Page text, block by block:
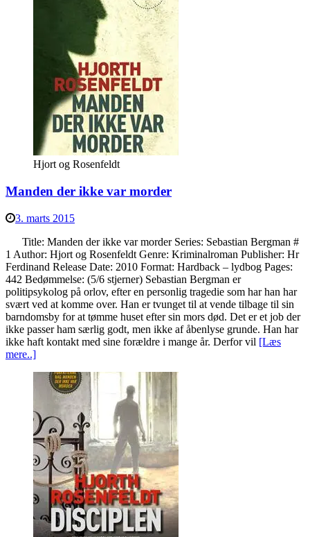
Hjort og Rosenfeldt
Manden der ikke var morder
3. marts 2015
Title: Manden der ikke var morder Series: Sebastian Bergman #
1 Author: Hjort og Rosenfeldt Genre: Kriminalroman Publisher: Hr
Ferdinand Release Date: 2010 Format: Hardback – lydbog Pages:
442 Bedømmelse: (5/6 stjerner) Sebastian Bergman er
politipsykolog på orlov, efter en personlig tragedie som har han har
svært ved at komme over. Han er tvunget til at vende tilbage til sin
barndomsby for at tømme huset efter sin mors død. Det er et job der
ikke passer ham særlig godt, men ikke af åbenlyse grunde. Han har
ikke haft kontakt med sine forældre i mange år. Derfor vil [Læs
mere..]